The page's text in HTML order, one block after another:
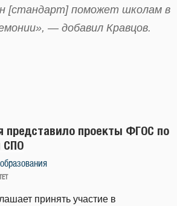
[стандарт] поможет школам в
— добавил Кравцов.
представило проекты ФГОС по
СПО
принять участие в